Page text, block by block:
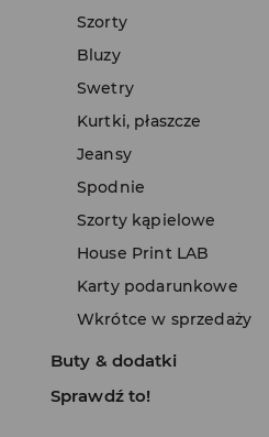
Szorty
Bluzy
Swetry
Kurtki, płaszcze
Jeansy
Spodnie
Szorty kąpielowe
House Print LAB
Karty podarunkowe
Wkrótce w sprzedaży
Buty & dodatki
Sprawdź to!